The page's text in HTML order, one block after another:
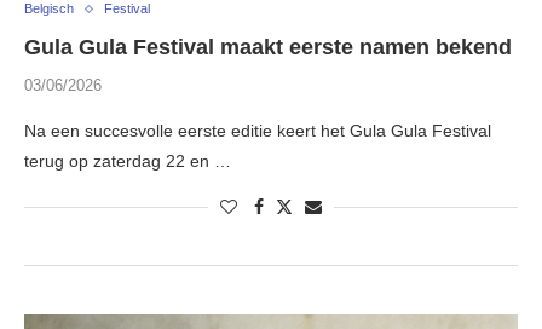
Belgisch Festival
Gula Gula Festival maakt eerste namen bekend
03/06/2026
Na een succesvolle eerste editie keert het Gula Gula Festival
terug op zaterdag 22 en …